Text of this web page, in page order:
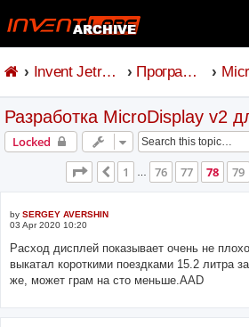
Invent Jetronic Программное обеспечение
Разработка MicroDisplay v2
Locked
Page
78 of 82
Previous
1 76 77 78 79
by SERGEY AVERSHIN
03 Apr 2020 10:20
Расход дисплей показывает очень не
выкатал короткими поездками 15.2 литра
же, может грам на сто меньше.AAD